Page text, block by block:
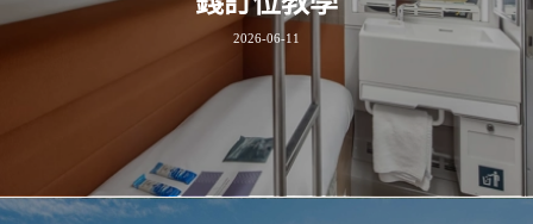
2026-06-11